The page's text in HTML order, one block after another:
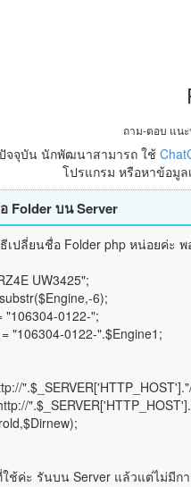
ถาม-ตอบ แน
จจุบัน นักพัฒนาสามารถ ใช้
โปรแกรม หรือหาข้อมู
Folder บน Server
เปลี่ยนชื่อ Folder php หน่อยค่ะ
UW3425";
6);
"106304-0122-";
"106304-0122-".$Engine1;
ช้ค่ะ รันบน Server แล้วแต่ไม่มีก